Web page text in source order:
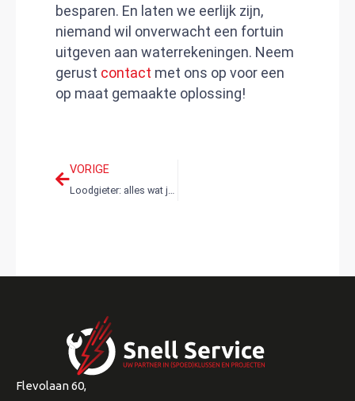
besparen. En laten we eerlijk zijn,
niemand wil onverwacht een fortuin
uitgeven aan waterrekeningen. Neem
gerust contact met ons op voor een
op maat gemaakte oplossing!
VORIGE
Flevolaan 60,